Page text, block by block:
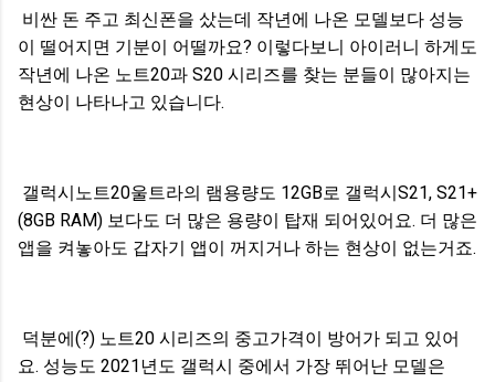
비싼 돈 주고 최신폰을 샀는데 작년에 나온 모델보다 성능
이 떨어지면 기분이 어떨까요? 이렇다보니 아이러니 하게도
작년에 나온 노트20과 S20 시리즈를 찾는 분들이 많아지는
현상이 나타나고 있습니다.
갤럭시노트20울트라의 램용량도 12GB로 갤럭시S21, S21+
(8GB RAM) 보다도 더 많은 용량이 탑재 되어있어요. 더 많은
앱을 켜놓아도 갑자기 앱이 꺼지거나 하는 현상이 없는거죠.
덕분에(?) 노트20 시리즈의 중고가격이 방어가 되고 있어
요. 성능도 2021년도 갤럭시 중에서 가장 뛰어난 모델은